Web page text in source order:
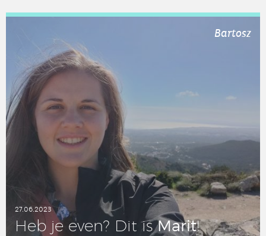
LEES DIT ARTIKEL
Bartosz
27.06.2023
Heb je even? Dit isMarit!